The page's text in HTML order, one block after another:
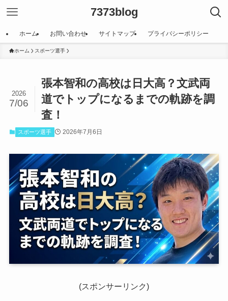
7373blog
ホーム お問い合わせ サイトマップ プライバシーポリシー
ホーム スポーツ選手
張本智和の高校は日大高？文武両
道でトップになるまでの軌跡を調
査！
2026
7/06
スポーツ選手 2026年7月6日
(スポンサーリンク)